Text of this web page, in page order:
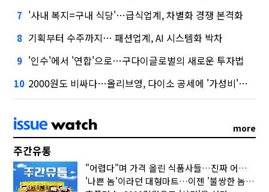
7 '사내 복지=구내 식당'…급식업계, 차별화 경쟁 본격화
8 기획부터 수주까지… 패션업계, AI 시스템화 박차
9 '인수'에서 '연합'으로…구다이글로벌의 새로운 투자법
10 2000원도 비싸다…올리브영, 다이소 공세에 '가성비'로 맞불
more
주간유통
"어렵다"며 가격 올린 식품사들…진짜 어려운 거 맞아?
'나쁜 놈'이라던 대형마트…이젠 '불쌍한 놈' 됐다